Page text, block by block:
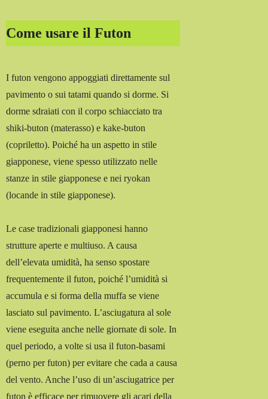
Come usare il Futon
I futon vengono appoggiati direttamente sul
pavimento o sui tatami quando si dorme. Si
dorme sdraiati con il corpo schiacciato tra
shiki-buton (materasso) e kake-buton
(copriletto). Poiché ha un aspetto in stile
giapponese, viene spesso utilizzato nelle
stanze in stile giapponese e nei ryokan
(locande in stile giapponese).
Le case tradizionali giapponesi hanno
strutture aperte e multiuso. A causa
dell’elevata umidità, ha senso spostare
frequentemente il futon, poiché l’umidità si
accumula e si forma della muffa se viene
lasciato sul pavimento. L’asciugatura al sole
viene eseguita anche nelle giornate di sole. In
quel periodo, a volte si usa il futon-basami
(perno per futon) per evitare che cada a causa
del vento. Anche l’uso di un’asciugatrice per
futon è efficace per rimuovere gli acari della